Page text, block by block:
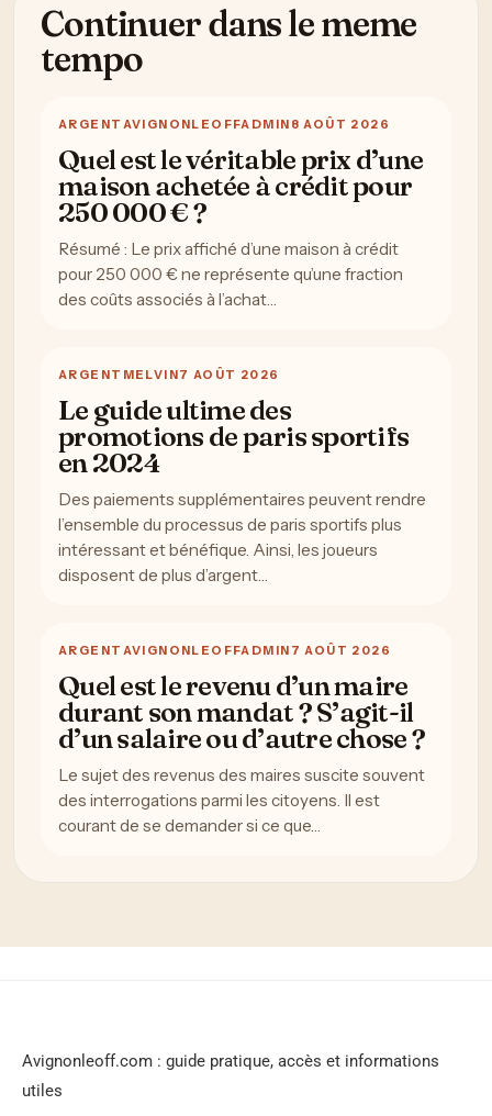
Continuer dans le meme
tempo
ARGENT AVIGNONLEOFFADMIN 8 AOÛT 2026
Quel est le véritable prix d’une
maison achetée à crédit pour
250 000 € ?
Résumé : Le prix affiché d’une maison à crédit
pour 250 000 € ne représente qu’une fraction
des coûts associés à l’achat…
ARGENT MELVIN7 AOÛT 2026
Le guide ultime des
promotions de paris sportifs
en 2024
Des paiements supplémentaires peuvent rendre
l’ensemble du processus de paris sportifs plus
intéressant et bénéfique. Ainsi, les joueurs
disposent de plus d’argent…
ARGENT AVIGNONLEOFFADMIN 7 AOÛT 2026
Quel est le revenu d’un maire
durant son mandat ? S’agit-il
d’un salaire ou d’autre chose ?
Le sujet des revenus des maires suscite souvent
des interrogations parmi les citoyens. Il est
courant de se demander si ce que…
Avignonleoff.com : guide pratique, accès et informations
utiles